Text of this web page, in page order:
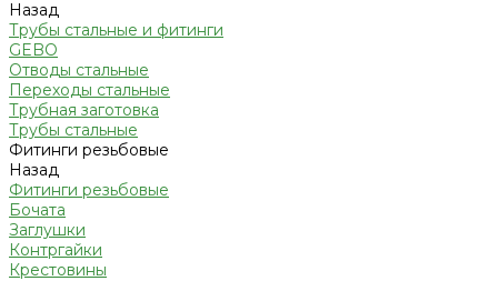
Назад
Трубы стальные и фитинги
GEBO
Отводы стальные
Переходы стальные
Трубная заготовка
Трубы стальные
Фитинги резьбовые
Назад
Фитинги резьбовые
Бочата
Заглушки
Контргайки
Крестовины